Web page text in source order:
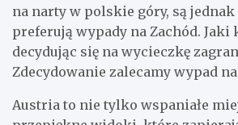
na narty w polskie góry, są
preferują wypady na Zachód.
decydując się na wycieczkę
Zdecydowanie zalecamy wypad
Austria to nie tylko wspaniałe